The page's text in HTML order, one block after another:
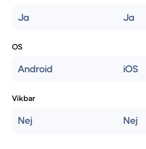
Ja Ja
OS
Android iOS
Vikbar
Nej Nej